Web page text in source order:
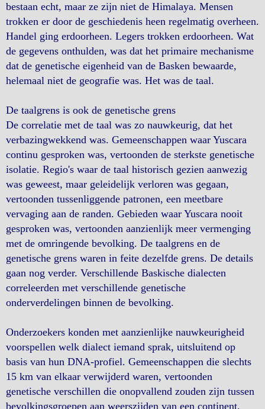
bestaan ​​echt, maar ze zijn niet de Himalaya. Mensen
trokken er door de geschiedenis heen regelmatig overheen.
Handel ging erdoorheen. Legers trokken erdoorheen. Wat
de gegevens onthulden, was dat het primaire mechanisme
dat de genetische eigenheid van de Basken bewaarde,
helemaal niet de geografie was. Het was de taal.
De taalgrens is ook de genetische grens
De correlatie met de taal was zo nauwkeurig, dat het
verbazingwekkend was. Gemeenschappen waar Yuscara
continu gesproken was, vertoonden de sterkste genetische
isolatie. Regio's waar de taal historisch gezien aanwezig
was geweest, maar geleidelijk verloren was gegaan,
vertoonden tussenliggende patronen, een meetbare
vervaging aan de randen. Gebieden waar Yuscara nooit
gesproken was, vertoonden aanzienlijk meer vermenging
met de omringende bevolking. De taalgrens en de
genetische grens waren in feite dezelfde grens. De details
gaan nog verder. Verschillende Baskische dialecten
correleerden met verschillende genetische
onderverdelingen binnen de bevolking.
Onderzoekers konden met aanzienlijke nauwkeurigheid
voorspellen welk dialect iemand sprak, uitsluitend op
basis van hun DNA-profiel. Gemeenschappen die slechts
15 km van elkaar verwijderd waren, vertoonden
genetische verschillen die onopvallend zouden zijn tussen
bevolkingsgroepen aan weerszijden van een continent.